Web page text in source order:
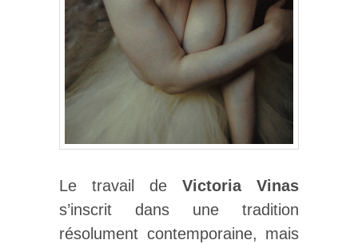
Le travail de Victoria Vinas
s’inscrit dans une tradition
résolument contemporaine, mais